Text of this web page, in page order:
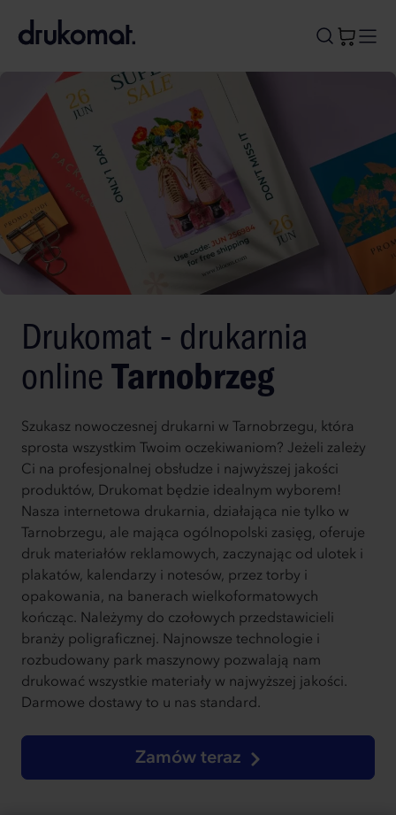
A
Drukomat - drukarnia
online Tarnobrzeg
Szukasz nowoczesnej drukarni w Tarnobrzegu, która
sprosta wszystkim Twoim oczekiwaniom? Jeżeli zależy
Ci na profesjonalnej obsłudze i najwyższej jakości
produktów, Drukomat będzie idealnym wyborem!
Nasza internetowa drukarnia, działająca nie tylko w
Tarnobrzegu, ale mająca ogólnopolski zasięg, oferuje
druk materiałów reklamowych, zaczynając od ulotek i
plakatów, kalendarzy i notesów, przez torby i
opakowania, na banerach wielkoformatowych
kończąc. Należymy do czołowych przedstawicieli
branży poligraficznej. Najnowsze technologie i
rozbudowany park maszynowy pozwalają nam
drukować wszystkie materiały w najwyższej jakości.
Darmowe dostawy to u nas standard.
Zamów teraz